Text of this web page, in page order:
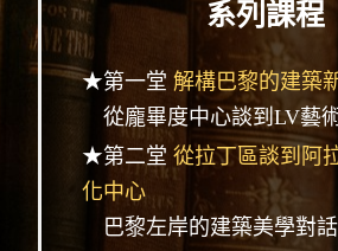
系列課程
★第一堂 解構巴黎的建築
從龐畢度中心談到LV藝
★第二堂 從拉丁區談到阿
化中心
巴黎左岸的建築美學對話